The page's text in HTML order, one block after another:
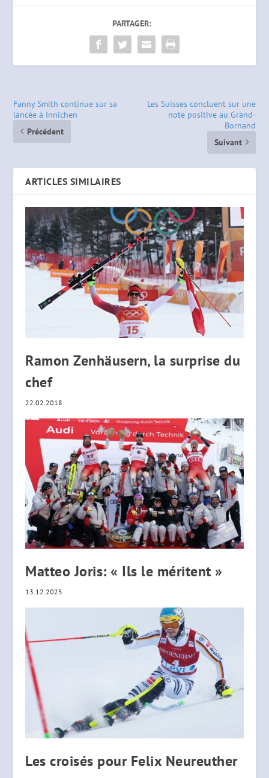
PARTAGER:
Fanny Smith continue sur sa
lancée à Innichen
Précédent
Les Suisses concluent sur une
note positive au Grand-
Bornand
Suivant
ARTICLES SIMILAIRES
Ramon Zenhäusern, la surprise du
chef
22.02.2018
Matteo Joris: « Ils le méritent »
13.12.2025
Les croisés pour Felix Neureuther